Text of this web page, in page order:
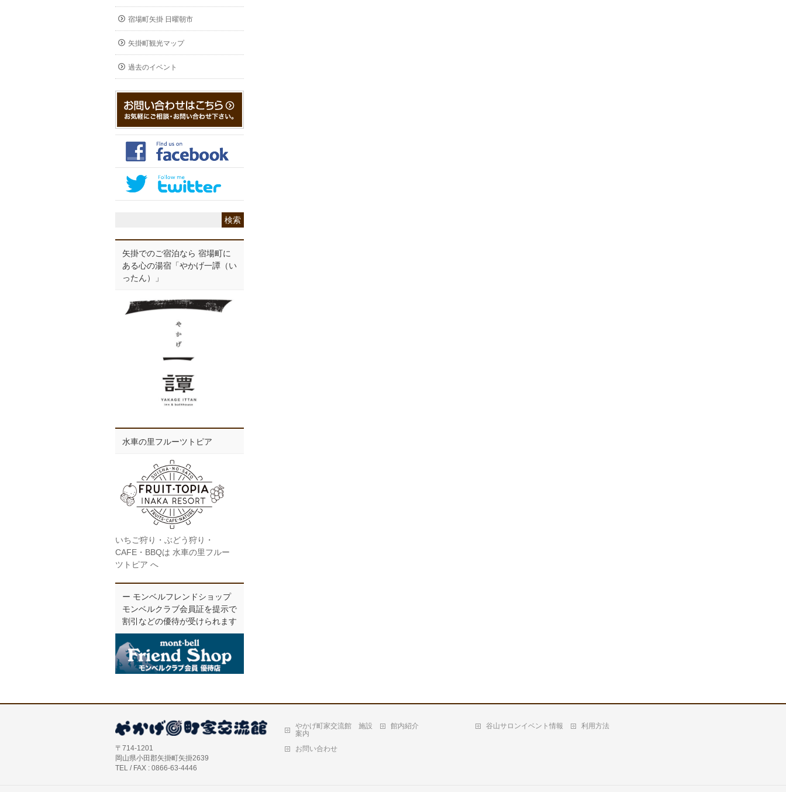
宿場町矢掛 日曜朝市
矢掛町観光マップ
過去のイベント
矢掛でのご宿泊なら 宿場町に
ある心の湯宿「やかげ一譚（い
ったん）」
水車の里フルーツトピア
いちご狩り・ぶどう狩り・
CAFE・BBQは 水車の里フルー
ツトピア へ
ー モンベルフレンドショップ
モンベルクラブ会員証を提示で
割引などの優待が受けられます
〒714-1201
岡山県小田郡矢掛町矢掛2639
TEL / FAX : 0866-63-4446
やかげ町家交流館 施設
案内
館内紹介 谷山サロンイベント情報 利用方法
お問い合わせ